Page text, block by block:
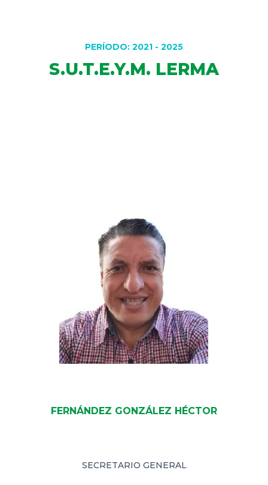
COORDINADORES
S.U.T.E.Y.M. LERMA
PERÍODO: 2021 - 2025
FERNÁNDEZ GONZÁLEZ HÉCTOR
SECRETARIO GENERAL